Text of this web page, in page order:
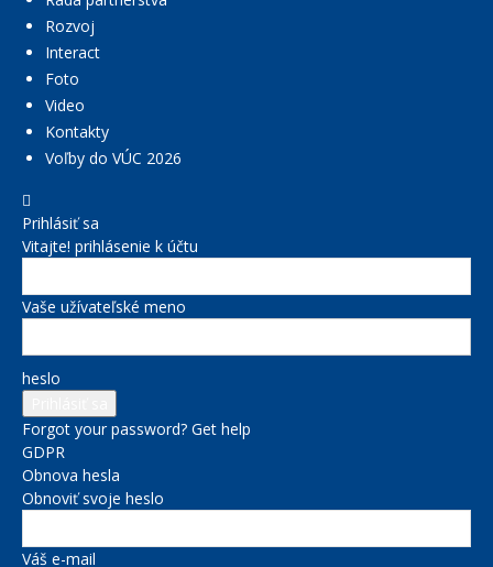
Rozvoj
Interact
Foto
Video
Kontakty
Voľby do VÚC 2026
Prihlásiť sa
Vitajte! prihlásenie k účtu
Vaše užívateľské meno
heslo
Forgot your password? Get help
GDPR
Obnova hesla
Obnoviť svoje heslo
Váš e-mail